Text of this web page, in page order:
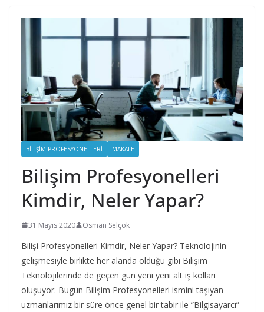
BILIŞIM PROFESYONELLERI MAKALE
Bilişim Profesyonelleri
Kimdir, Neler Yapar?
31 Mayıs 2020 Osman Selçok
Bilişi Profesyonelleri Kimdir, Neler Yapar? Teknolojinin
gelişmesiyle birlikte her alanda olduğu gibi Bilişim
Teknolojilerinde de geçen gün yeni yeni alt iş kolları
oluşuyor. Bugün Bilişim Profesyonelleri ismini taşıyan
uzmanlarımız bir süre önce genel bir tabir ile ”Bilgisayarcı”